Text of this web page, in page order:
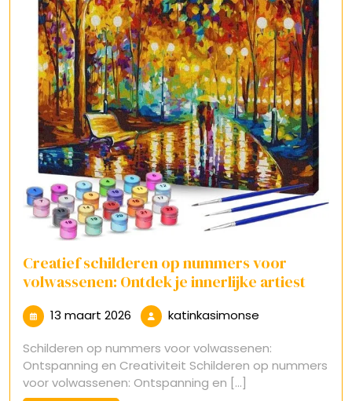
Creatief schilderen op nummers voor
volwassenen: Ontdek je innerlijke artiest
13 maart 2026 13
maart
2026
katinkasimonse
Schilderen op nummers voor volwassenen:
Ontspanning en Creativiteit Schilderen op nummers
voor volwassenen: Ontspanning en [...]